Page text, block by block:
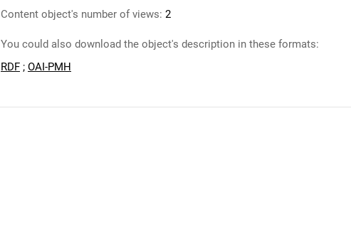
Content object's number of views: 2
You could also download the object's description in these formats:
RDF ; OAI-PMH